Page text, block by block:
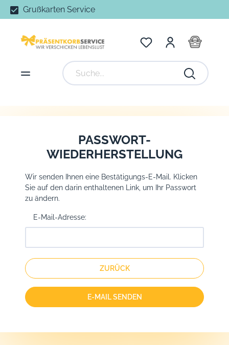
Grußkarten Service
PASSWORT-
WIEDERHERSTELLUNG
Wir senden Ihnen eine Bestätigungs-E-Mail. Klicken
Sie auf den darin enthaltenen Link, um Ihr Passwort
zu ändern.
E-Mail-Adresse:
ZURÜCK
E-MAIL SENDEN